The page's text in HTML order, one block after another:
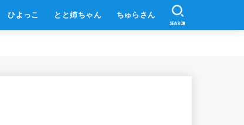
ひよっこ とと姉ちゃん ちゅらさん
SEARCH